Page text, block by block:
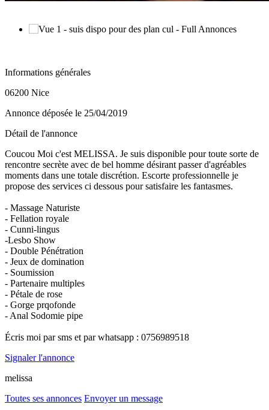
Informations générales
06200 Nice
Annonce déposée le 25/04/2019
Détail de l'annonce
Coucou Moi c'est MELISSA. Je suis disponible pour toute sorte de
rencontre secrète avec de bel homme désirant passer d'agréables
moments dans une totale discrétion. Escorte professionnelle je
propose des services ci dessous pour satisfaire les fantasmes.
- Massage Naturiste
- Fellation royale
- Cunni-lingus
-Lesbo Show
- Double Pénétration
- Jeux de domination
- Soumission
- Partenaire multiples
- Pétale de rose
- Gorge prqofonde
- Anal Sodomie pipe
Écris moi par sms et par whatsapp : 0756989518
Signaler l'annonce
melissa
Toutes ses annonces Envoyer un message